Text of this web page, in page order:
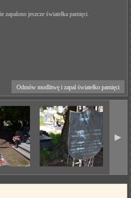
zapalono jeszcze światełka pamięci.
Odmów modlitwę i zapal światełko pamięci
►